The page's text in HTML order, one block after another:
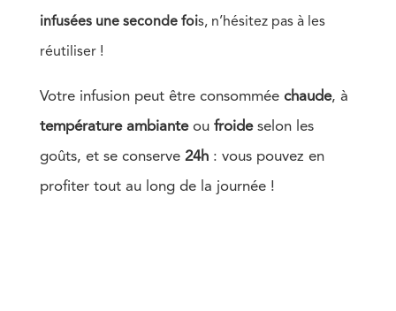
infusées une seconde fois, n’hésitez pas à les
réutiliser !
Votre infusion peut être consommée chaude, à
température ambianteou froideselon les
goûts, et se conserve 24h: vous pouvez en
profiter tout au long de la journée !